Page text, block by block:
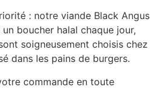
: notre viande Black Angus
boucher halal chaque jour,
soigneusement choisis chez
dans les pains de burgers.
commande en toute